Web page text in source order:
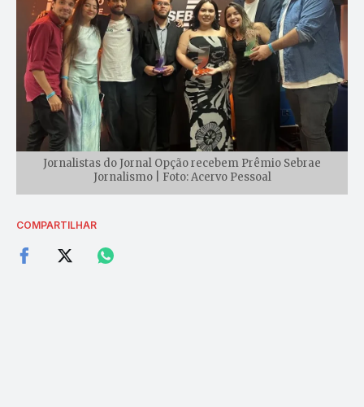
Jornalistas do Jornal Opção recebem Prêmio Sebrae
Jornalismo | Foto: Acervo Pessoal
COMPARTILHAR